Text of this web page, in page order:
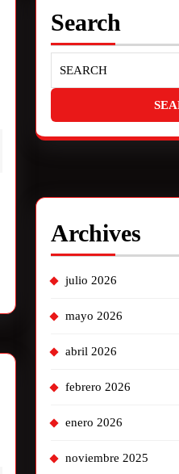
Search
Archives
julio 2026
mayo 2026
abril 2026
febrero 2026
enero 2026
noviembre 2025